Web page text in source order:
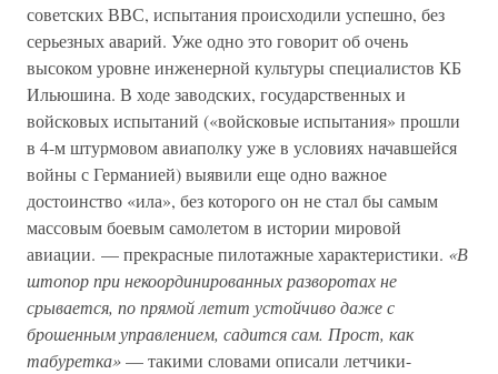
советских ВВС, испытания происходили успешно, без
серьезных аварий. Уже одно это говорит об очень
высоком уровне инженерной культуры специалистов КБ
Ильюшина. В ходе заводских, государственных и
войсковых испытаний («войсковые испытания» прошли
в 4-м штурмовом авиаполку уже в условиях начавшейся
войны с Германией) выявили еще одно важное
достоинство «ила», без которого он не стал бы самым
массовым боевым самолетом в истории мировой
авиации. — прекрасные пилотажные характеристики. «В
штопор при некоординированных разворотах не
срывается, по прямой летит устойчиво даже с
брошенным управлением, садится сам. Прост, как
табуретка»— такими словами описали летчики-